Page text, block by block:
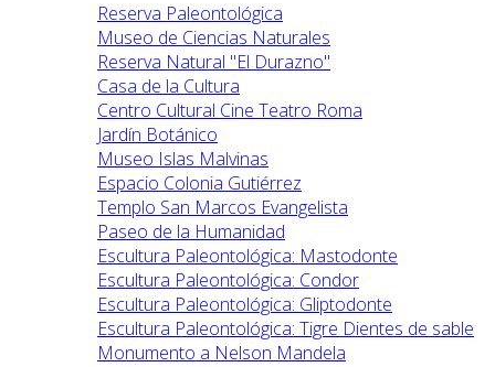
Reserva Paleontológica
Museo de Ciencias Naturales
Reserva Natural "El Durazno"
Casa de la Cultura
Centro Cultural Cine Teatro Roma
Jardín Botánico
Museo Islas Malvinas
Espacio Colonia Gutiérrez
Templo San Marcos Evangelista
Paseo de la Humanidad
Escultura Paleontológica: Mastodonte
Escultura Paleontológica: Condor
Escultura Paleontológica: Gliptodonte
Escultura Paleontológica: Tigre Dientes de sable
Monumento a Nelson Mandela